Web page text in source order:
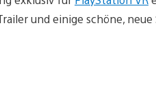
und einige schöne, neue